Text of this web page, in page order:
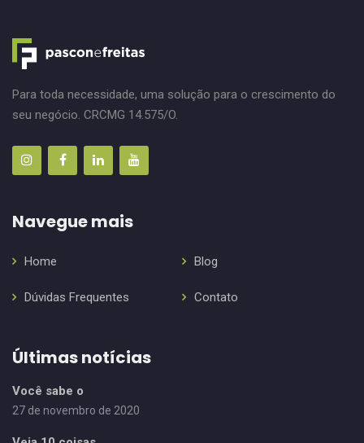
Para toda necessidade, uma solução para o crescimento do
seu negócio. CRCMG 14.575/O.
Navegue mais
Home Blog
Dúvidas Frequentes Contato
Últimas notícias
Você sabe o
27 de novembro de 2020